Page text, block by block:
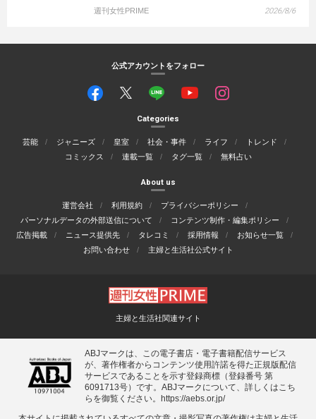
週刊女性PRIME 2026/8/6
公式アカウントをフォロー
Categories
芸能 ジャニーズ 皇室 社会・事件 ライフ
トレンド
コミックス
連載一覧 タグ一覧 無料占い
About us
運営会社 利用規約
プライバシーポリシー
パーソナルデータの外部送信について
コンテンツ制作・編集ポリシー
広告掲載
ニュース提供先 タレコミ 採用情報
お知らせ一覧
お問い合わせ
主婦と生活社公式サイト
主婦と生活社関連サイト
ABJマークは、この電子書店・電子書籍配信サービス
が、著作権者からコンテンツ使用許諾を得た正規版配信
サービスであることを示す登録商標（登録番号 第
6091713号）です。ABJマークについて、詳しくはこち
らを御覧ください。 https://aebs.or.jp/